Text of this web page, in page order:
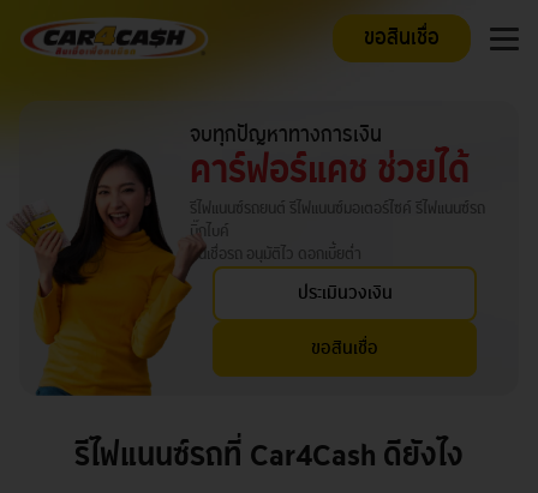
ขอสินเชื่อ
จบทุกปัญหาทางการเงิน
คาร์ฟอร์แคช ช่วยได้
รีไฟแนนซ์รถยนต์ รีไฟแนนซ์มอเตอร์ไซค์ รีไฟแนนซ์รถ
บิ๊กไบค์
สินเชื่อรถ อนุมัติไว ดอกเบี้ยต่ำ
ประเมินวงเงิน
ขอสินเชื่อ
รีไฟแนนซ์รถที่ Car4Cash ดียังไง